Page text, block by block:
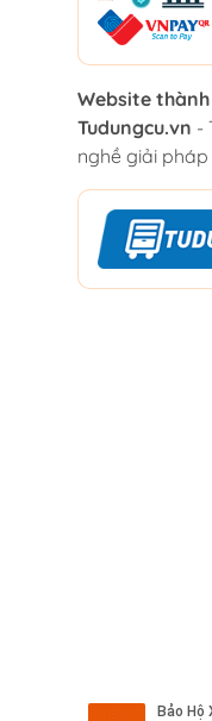
Website
Tudungcu.vn -
nghề giải